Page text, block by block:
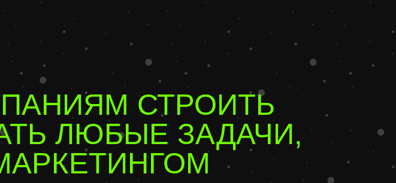
проведу лекции и соберу команду
исполнителей под задачи и бюджет